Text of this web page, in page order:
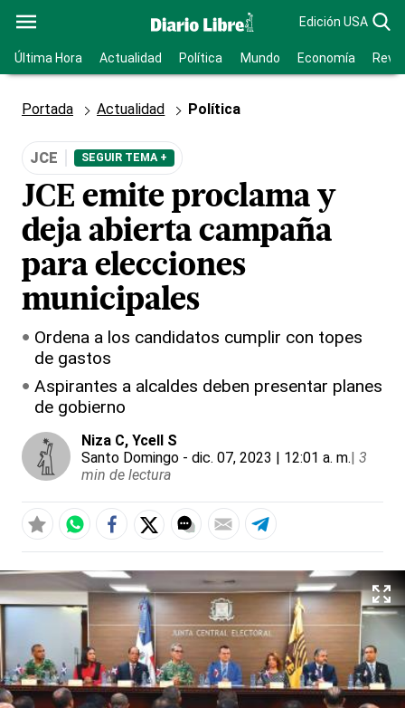
Edición USA
Última Hora Actualidad Política Mundo Economía
Portada Actualidad Política
JCE SEGUIR TEMA +
JCE emite proclama y
deja abierta campaña
para elecciones
municipales
Ordena a los candidatos cumplir con topes
de gastos
Aspirantes a alcaldes deben presentar planes
de gobierno
Niza C, Ycell S
Santo Domingo - dic. 07, 2023 | 12:01 a. m.| 3
min de lectura